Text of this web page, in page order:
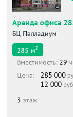
Аренда офиса
БЦ Палладиум
285 м2
Вместимоcть: 29
Цена:
285 000
12 000
3 этаж